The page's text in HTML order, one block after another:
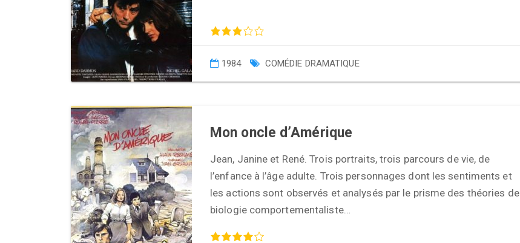
1984 COMÉDIE DRAMATIQUE
Mon oncle d’Amérique
Jean, Janine et René. Trois portraits, trois parcours de vie, de
l’enfance à l’âge adulte. Trois personnages dont les sentiments et
les actions sont observés et analysés par le prisme des théories de
biologie comportementaliste…